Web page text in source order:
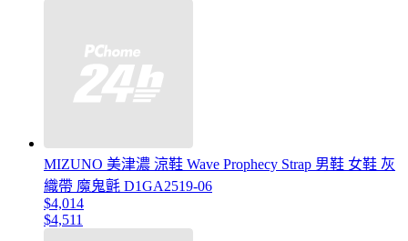
MIZUNO 美津濃 涼鞋 Wave Prophecy Strap 男鞋 女鞋 灰
織帶 魔鬼氈 D1GA2519-06
$4,014
$4,511